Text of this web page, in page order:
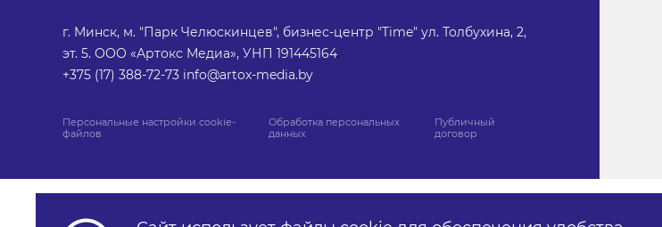
г. Минск, м. "Парк Челюскинцев", бизнес-центр "Time" ул. Толбухина, 2,
эт. 5. ООО «Артокс Медиа», УНП 191445164.
+375 (17) 388-72-73 info@artox-media.by
Персональные настройки cookie-
файлов
Обработка персональных
данных
Публичный
договор